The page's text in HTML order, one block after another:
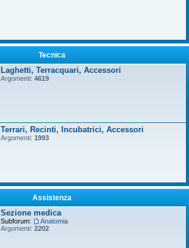
Tecnica
Laghetti, Terracquari, Accessori
Argomenti: 4619
Terrari, Recinti, Incubatrici, Accessori
Argomenti: 1993
Assistenza
Sezione medica
Subforum:
Anatomia
Argomenti: 2202